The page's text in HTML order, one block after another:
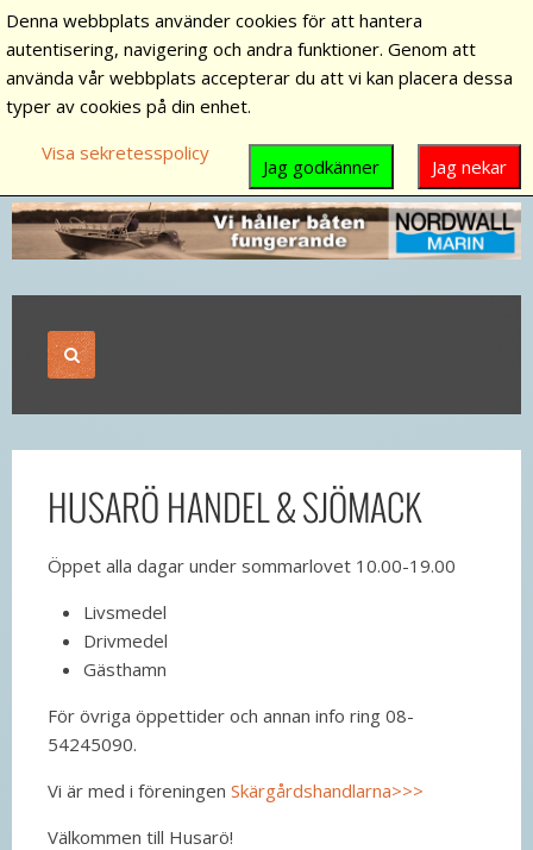
HUSARÖ HANDEL & SJÖMACK
Öppet alla dagar under sommarlovet 10.00-19.00
Livsmedel
Drivmedel
Gästhamn
För övriga öppettider och annan info ring 08-
54245090.
Vi är med i föreningen Skärgårdshandlarna>>>
Välkommen till Husarö!
Denna webbplats använder cookies för att hantera
autentisering, navigering och andra funktioner. Genom att
använda vår webbplats accepterar du att vi kan placera dessa
typer av cookies på din enhet.
Visa sekretesspolicy
Jag nekar
Jag godkänner